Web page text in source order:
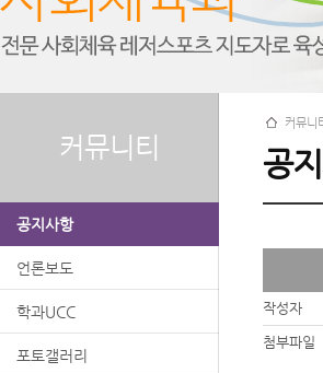
커뮤니티
공지사항
언론보도
학과UCC
포토갤러리
커뮤니
공
작성자
첨부파일